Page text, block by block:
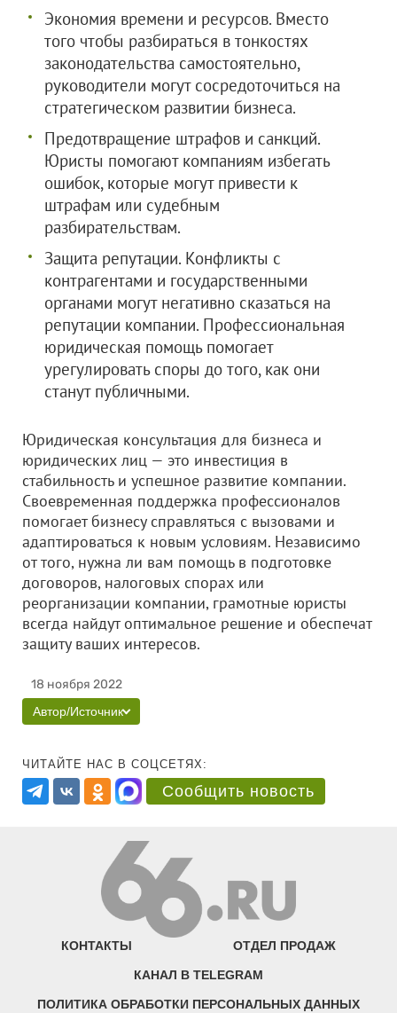
Экономия времени и ресурсов. Вместо
того чтобы разбираться в тонкостях
законодательства самостоятельно,
руководители могут сосредоточиться на
стратегическом развитии бизнеса.
Предотвращение штрафов и санкций.
Юристы помогают компаниям избегать
ошибок, которые могут привести к
штрафам или судебным
разбирательствам.
Защита репутации. Конфликты с
контрагентами и государственными
органами могут негативно сказаться на
репутации компании. Профессиональная
юридическая помощь помогает
урегулировать споры до того, как они
станут публичными.
Юридическая консультация для бизнеса и
юридических лиц — это инвестиция в
стабильность и успешное развитие компании.
Своевременная поддержка профессионалов
помогает бизнесу справляться с вызовами и
адаптироваться к новым условиям. Независимо
от того, нужна ли вам помощь в подготовке
договоров, налоговых спорах или
реорганизации компании, грамотные юристы
всегда найдут оптимальное решение и обеспечат
защиту ваших интересов.
18 ноября 2022
Автор/Источник
ЧИТАЙТЕ НАС В СОЦСЕТЯХ:
Сообщить новость
КОНТАКТЫ ОТДЕЛ ПРОДАЖ
КАНАЛ В TELEGRAM
ПОЛИТИКА ОБРАБОТКИ ПЕРСОНАЛЬНЫХ ДАННЫХ